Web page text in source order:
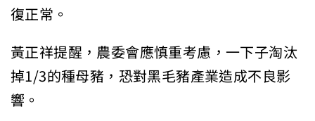
復正常。
黃正祥提醒，農委會應慎重考慮，一下子淘汰
掉1/3的種母豬，恐對黑毛豬產業造成不良影
響。